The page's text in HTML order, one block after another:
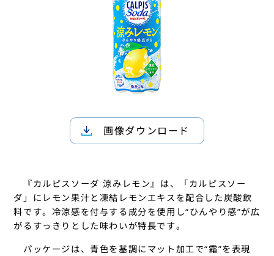
画像ダウンロード
『カルピスソーダ 涼みレモン』は、「カルピスソー
ダ」にレモン果汁と凍結レモンエキスを配合した炭酸飲
料です。冷涼感を付与する成分を使用し“ひんやり感”が広
がるすっきりとした味わいが特長です。
パッケージは、青色を基調にマット加工で“霜”を表現